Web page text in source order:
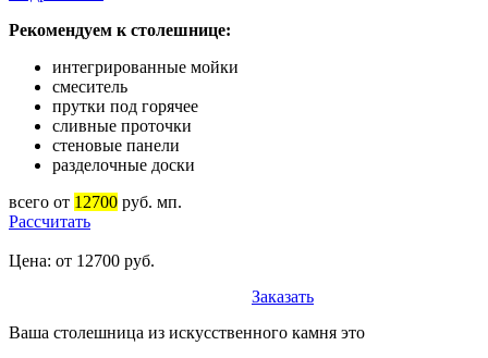
Рекомендуем к столешнице:
интегрированные мойки
смеситель
прутки под горячее
сливные проточки
стеновые панели
разделочные доски
всего от 12700 руб. мп.
Рассчитать
Цена: от 12700 руб.
Заказать
Ваша столешница из искусственного камня это